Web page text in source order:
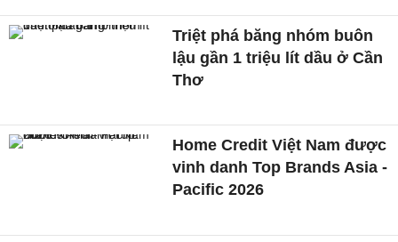
Triệt phá băng nhóm buôn
lậu gần 1 triệu lít dầu ở Cần
Thơ
Home Credit Việt Nam được
vinh danh Top Brands Asia -
Pacific 2026